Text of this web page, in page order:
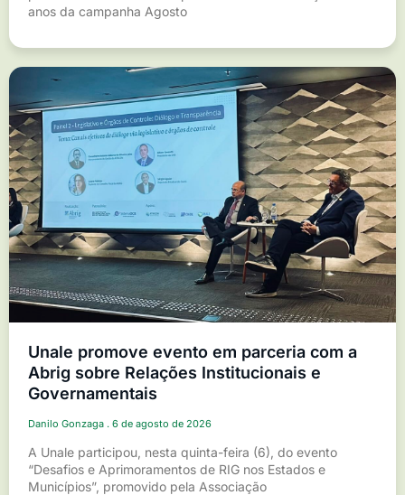
anos da campanha Agosto
Unale promove evento em parceria com a
Abrig sobre Relações Institucionais e
Governamentais
Danilo Gonzaga 6 de agosto de 2026
A Unale participou, nesta quinta-feira (6), do evento
“Desafios e Aprimoramentos de RIG nos Estados e
Municípios”, promovido pela Associação